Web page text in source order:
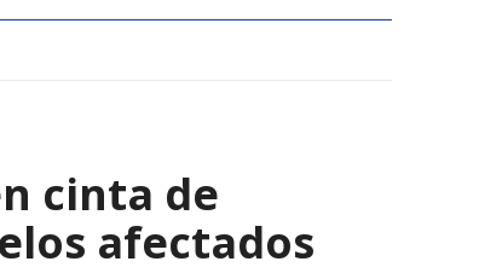
cinta de
afectados